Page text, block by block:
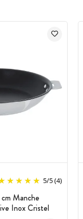
5/5(4)
Manche
Inox Cristel